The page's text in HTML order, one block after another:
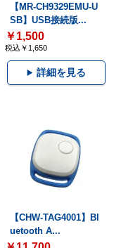
【MR-CH9329EMU-U
SB】USB接続版...
￥1,500
税込￥1,650
詳細を見る
【CHW-TAG4001】Bl
uetooth A...